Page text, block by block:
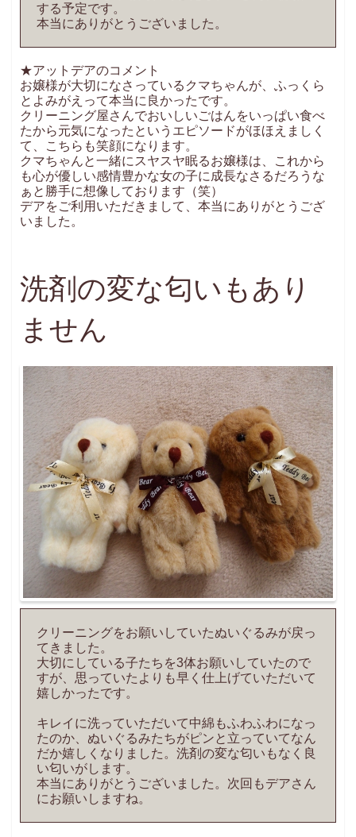
する予定です。
本当にありがとうございました。
★アットデアのコメント
お嬢様が大切になさっているクマちゃんが、ふっくら
とよみがえって本当に良かったです。
クリーニング屋さんでおいしいごはんをいっぱい食べ
たから元気になったというエピソードがほほえましく
て、こちらも笑顔になります。
クマちゃんと一緒にスヤスヤ眠るお嬢様は、これから
も心が優しい感情豊かな女の子に成長なさるだろうな
ぁと勝手に想像しております（笑）
デアをご利用いただきまして、本当にありがとうござ
いました。
洗剤の変な匂いもあり
ません
クリーニングをお願いしていたぬいぐるみが戻っ
てきました。
大切にしている子たちを3体お願いしていたので
すが、思っていたよりも早く仕上げていただいて
嬉しかったです。
キレイに洗っていただいて中綿もふわふわになっ
たのか、ぬいぐるみたちがピンと立っていてなん
だか嬉しくなりました。洗剤の変な匂いもなく良
い匂いがします。
本当にありがとうございました。次回もデアさん
にお願いしますね。